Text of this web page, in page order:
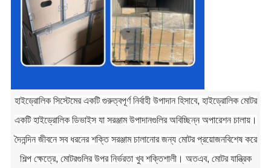
হাইড্রোলিক সিস্টেমের একটি গুরুত্বপূর্ণ নির্বাহী উপাদান হিসাবে, হাইড্রোলিক মোটর
একটি হাইড্রোলিক ডিভাইস যা সরঞ্জাম উপাদানগুলির অবিচ্ছিন্ন অপারেশন চালায়।
দৈনন্দিন জীবনে সব ধরনের শক্তি সরঞ্জাম চালানোর জন্য মোটর প্রয়োজনবিশেষ করে
শিল্প ক্ষেত্রে, মোটরগুলির উপর নির্ভরতা খুব শক্তিশালী। অতএব, মোটর যান্ত্রিক